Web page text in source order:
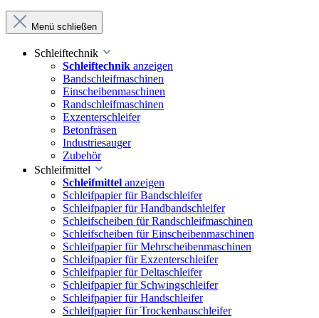
Menü schließen
Schleiftechnik
Schleiftechnik anzeigen
Bandschleifmaschinen
Einscheibenmaschinen
Randschleifmaschinen
Exzenterschleifer
Betonfräsen
Industriesauger
Zubehör
Schleifmittel
Schleifmittel anzeigen
Schleifpapier für Bandschleifer
Schleifpapier für Handbandschleifer
Schleifscheiben für Randschleifmaschinen
Schleifscheiben für Einscheibenmaschinen
Schleifpapier für Mehrscheibenmaschinen
Schleifpapier für Exzenterschleifer
Schleifpapier für Deltaschleifer
Schleifpapier für Schwingschleifer
Schleifpapier für Handschleifer
Schleifpapier für Trockenbauschleifer